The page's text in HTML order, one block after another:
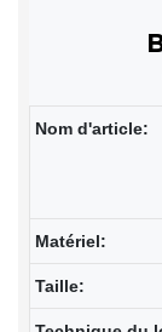
Nom d'article:
Matériel:
Taille: